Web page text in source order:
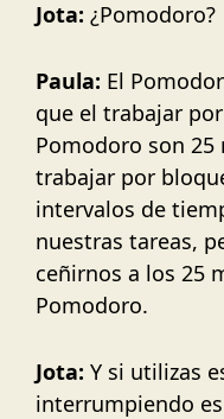
Jota: ¿Pomodoro?
Paula: El
que el trabajar
Pomodoro son
trabajar por
intervalos de
nuestras tareas,
ceñirnos a los 25
Pomodoro.
Jota: Y si utilizas
interrumpiendo